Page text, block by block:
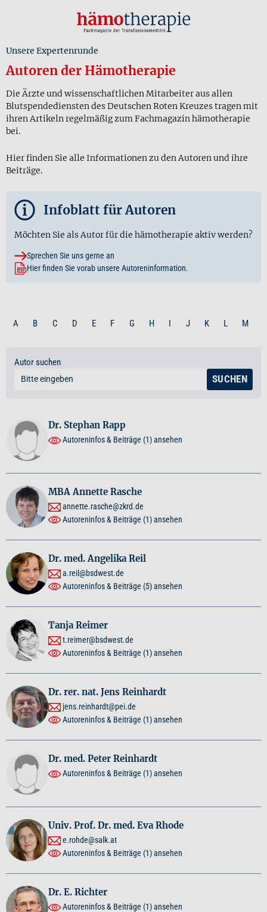
Unsere Expertenrunde
Autoren der Hämotherapie
Die Ärzte und wissenschaftlichen Mitarbeiter aus allen
Blutspendediensten des Deutschen Roten Kreuzes tragen mit
ihren Artikeln regelmäßig zum Fachmagazin hämotherapie
bei.
Hier finden Sie alle Informationen zu den Autoren und ihre
Beiträge.
i Infoblatt für Autoren
Möchten Sie als Autor für die hämotherapie aktiv werden?
Sprechen Sie uns gerne an
Hier finden Sie vorab unsere Autoreninformation.
A B C D E F G H I J K L M
Autor suchen
SUCHEN
Dr. Stephan Rapp
Autoreninfos & Beiträge (1)ansehen
MBA Annette Rasche
annette.rasche@zkrd.de
Autoreninfos & Beiträge (1)ansehen
Dr. med. Angelika Reil
a.reil@bsdwest.de
Autoreninfos & Beiträge (5)ansehen
Tanja Reimer
t.reimer@bsdwest.de
Autoreninfos & Beiträge (1)ansehen
Dr. rer. nat. Jens Reinhardt
jens.reinhardt@pei.de
Autoreninfos & Beiträge (1)ansehen
Dr. med. Peter Reinhardt
Autoreninfos & Beiträge (1)ansehen
Univ. Prof. Dr. med. Eva Rhode
e.rohde@salk.at
Autoreninfos & Beiträge (1)ansehen
Dr. E. Richter
Autoreninfos & Beiträge (1)ansehen